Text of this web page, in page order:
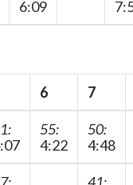
6:09
6 7
55:
4:22
50:
4:48